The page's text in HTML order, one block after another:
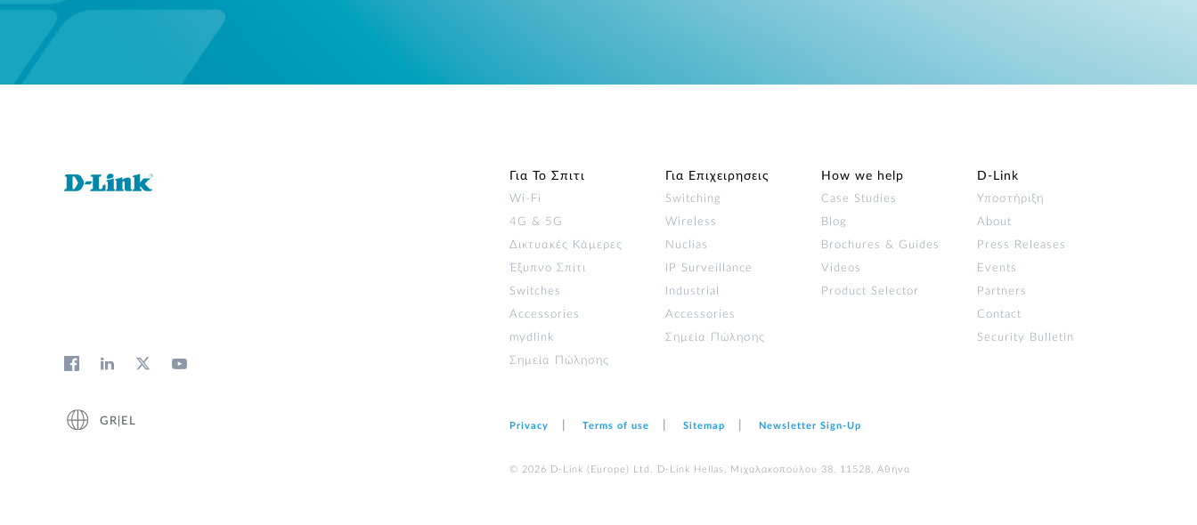
Για Το Σπιτι
Wi‑Fi
4G & 5G
Δικτυακές Κάμερες
Έξυπνο Σπίτι
Switches
Accessories
mydlink
Σημεία Πώλησης
Για Επιχειρησεις
Switching
Wireless
Nuclias
IP Surveillance
Industrial
Accessories
Σημεία Πώλησης
How we help
Case Studies
Blog
Brochures & Guides
Videos
Product Selector
D‑Link
Υποστήριξη
About
Press Releases
Events
Partners
Contact
Security Bulletin
GR|EL Privacy Terms of use Sitemap Newsletter Sign‑Up
© 2026 D‑Link (Europe) Ltd. D-Link Hellas, Μιχαλακοπούλου 38, 11528, Αθήνα